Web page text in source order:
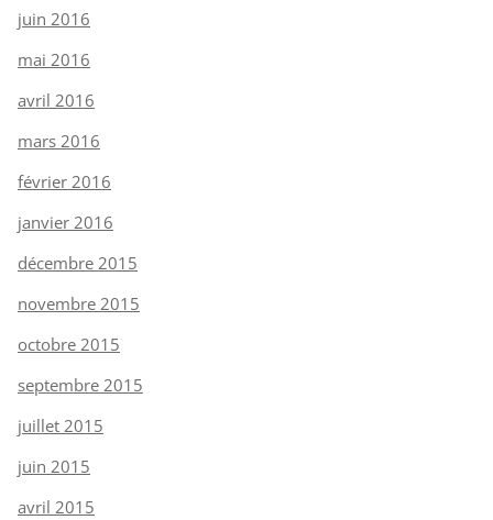
juin 2016
mai 2016
avril 2016
mars 2016
février 2016
janvier 2016
décembre 2015
novembre 2015
octobre 2015
septembre 2015
juillet 2015
juin 2015
avril 2015